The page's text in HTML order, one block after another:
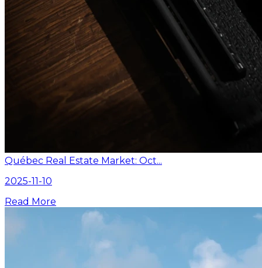
Québec Real Estate Market: Oct...
2025-11-10
Read More